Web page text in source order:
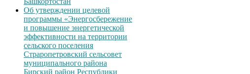
Об утверждении целевой
программы «Энергосбережение
и повышение энергетической
эффективности на территории
сельского поселения
Страропетровский сельсовет
муниципального района
Бирский район Республики